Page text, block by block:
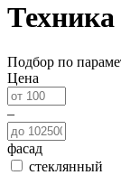
Подбор по
Цена
–
фасад
стеклянный